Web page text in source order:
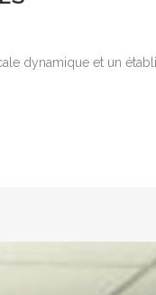
dynamique et un